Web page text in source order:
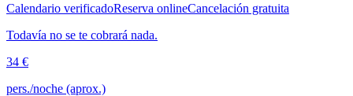
Calendario verificadoReserva onlineCancelación gratuita
Todavía no se te cobrará nada.
34 €
pers./noche (aprox.)